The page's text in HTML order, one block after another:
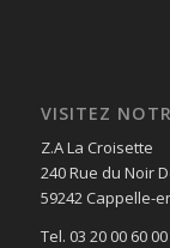
VISITEZ
Z.A La Croisette
240 Rue du Noir
59242 Cappelle-
Tel. 03 20 00 60 00